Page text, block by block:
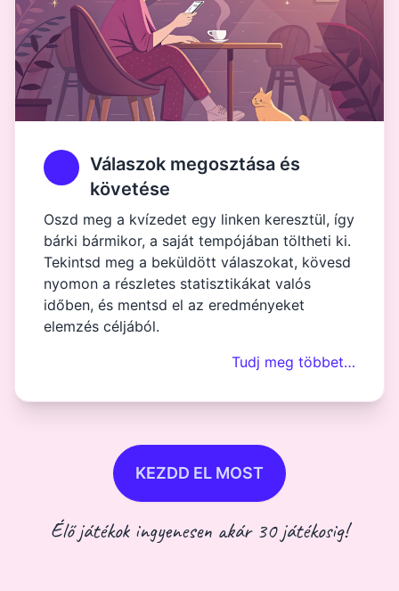
Válaszok megosztása és
követése
Oszd meg a kvízedet egy linken keresztül, így
bárki bármikor, a saját tempójában töltheti ki.
Tekintsd meg a beküldött válaszokat, kövesd
nyomon a részletes statisztikákat valós
időben, és mentsd el az eredményeket
elemzés céljából.
Tudj meg többet…
KEZDD EL MOST
Élő játékok ingyenesen akár 30 játékosig!